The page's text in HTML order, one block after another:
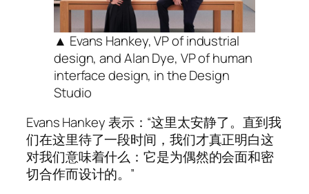
▲ Evans Hankey, VP of industrial
design, and Alan Dye, VP of human
interface design, in the Design
Studio
Evans Hankey 表示：“这里太安静了。直到我
们在这里待了一段时间，我们才真正明白这
对我们意味着什么：它是为偶然的会面和密
切合作而设计的。”